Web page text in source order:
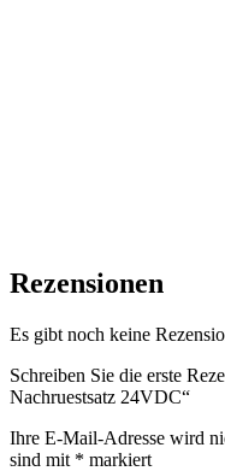
Rezensionen
Es gibt noch keine
Schreiben Sie die erste
Nachruestsatz 24VDC“
Ihre E-Mail-Adresse wird
sind mit * markiert